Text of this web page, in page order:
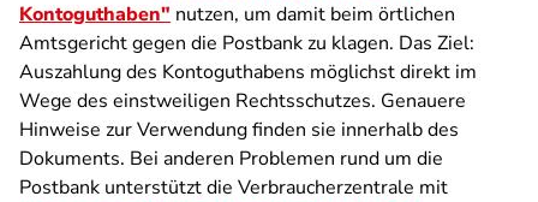
Kontoguthaben" nutzen, um damit beim örtlichen
Amtsgericht gegen die Postbank zu klagen. Das Ziel:
Auszahlung des Kontoguthabens möglichst direkt im
Wege des einstweiligen Rechtsschutzes. Genauere
Hinweise zur Verwendung finden sie innerhalb des
Dokuments. Bei anderen Problemen rund um die
Postbank unterstützt die Verbraucherzentrale mit